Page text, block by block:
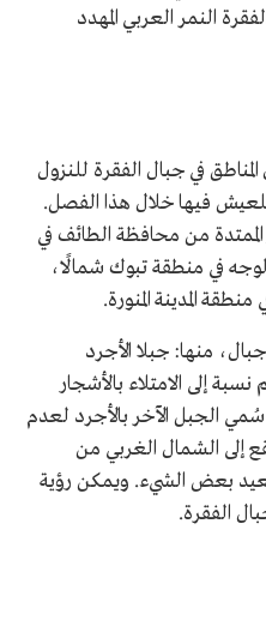
النمر العربي المهدد
في جبال الفقرة للنزول
فيها خلال هذا الفصل.
من محافظة الطائف في
في منطقة تبوك شمالًا،
منها: جبلا الأجرد
إلى الامتلاء بالأشجار
الجبل الآخر بالأجرد لعدم
إلى الشمال الغربي من
بعض الشيء. ويمكن رؤية
الفقرة.